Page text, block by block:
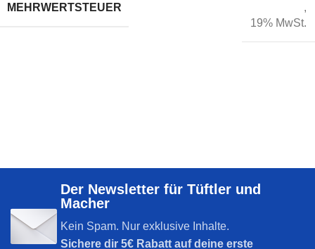
MEHRWERTSTEUER
,
19% MwSt.
Der Newsletter für Tüftler und
Macher
Kein Spam. Nur exklusive Inhalte.
Sichere dir 5€ Rabatt auf deine erste